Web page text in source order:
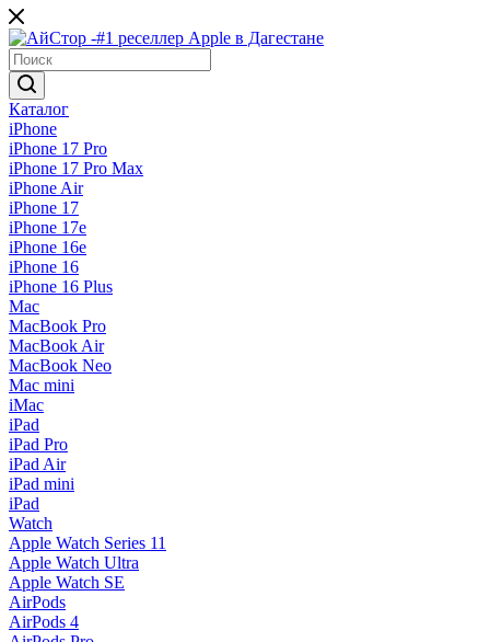
Каталог
iPhone
iPhone 17 Pro
iPhone 17 Pro Max
iPhone Air
iPhone 17
iPhone 17e
iPhone 16e
iPhone 16
iPhone 16 Plus
Mac
MacBook Pro
MacBook Air
MacBook Neo
Mac mini
iMac
iPad
iPad Pro
iPad Air
iPad mini
iPad
Watch
Apple Watch Series 11
Apple Watch Ultra
Apple Watch SE
AirPods
AirPods 4